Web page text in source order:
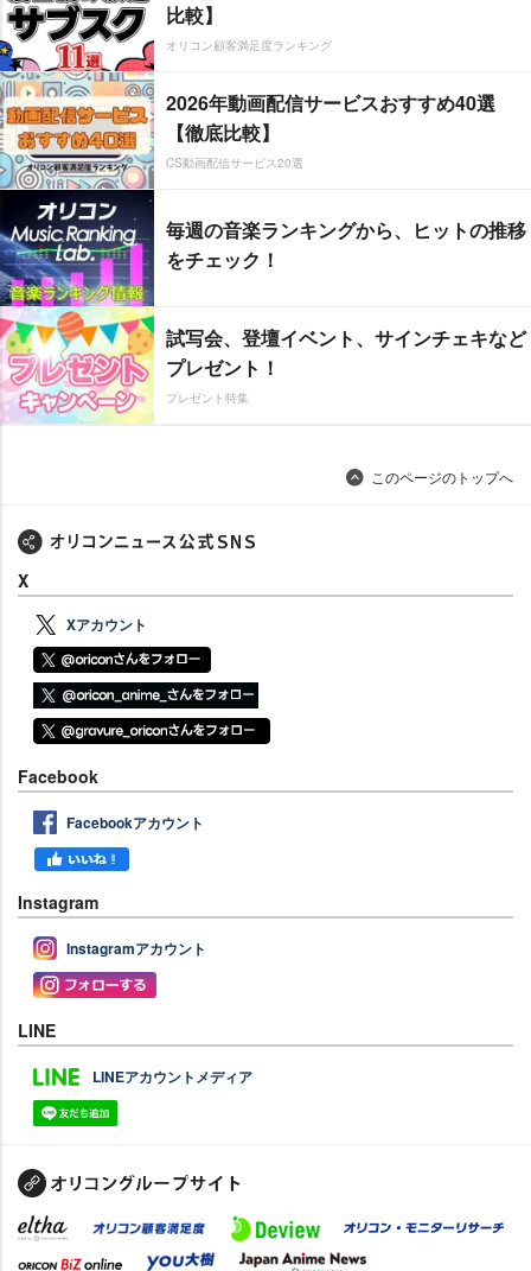
比較】
オリコン顧客満足度ランキング
2026年動画配信サービスおすすめ40選
【徹底比較】
CS動画配信サービス20選
毎週の音楽ランキングから、ヒットの推移
をチェック！
試写会、登壇イベント、サインチェキなど
プレゼント！
プレゼント特集
このページのトップへ
X
Xアカウント
Facebook
Facebookアカウント
Instagram
Instagramアカウント
LINE
LINEアカウントメディア